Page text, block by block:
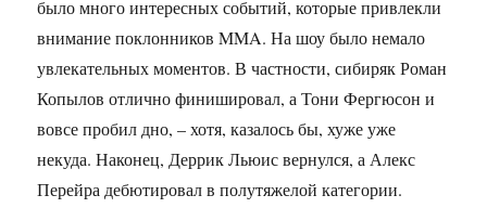
было много интересных событий, которые привлекли
внимание поклонников MMA. На шоу было немало
увлекательных моментов. В частности, сибиряк Роман
Копылов отлично финишировал, а Тони Фергюсон и
вовсе пробил дно, – хотя, казалось бы, хуже уже
некуда. Наконец, Деррик Льюис вернулся, а Алекс
Перейра дебютировал в полутяжелой категории.